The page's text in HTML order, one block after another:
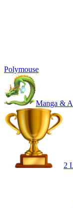
Polymouse
Manga &
2